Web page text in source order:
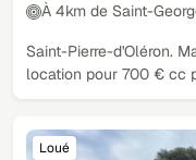
À 4km de Saint-
Saint-Pierre-d'Oléron.
location pour 700 € cc
Loué